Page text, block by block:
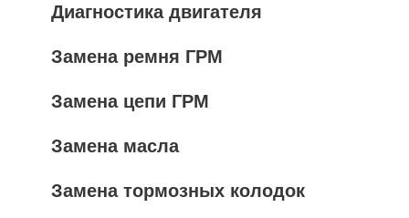
Диагностика двигателя
Замена ремня ГРМ
Замена цепи ГРМ
Замена масла
Замена тормозных колодок